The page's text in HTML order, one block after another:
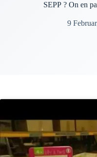
SEPP ? On en
9